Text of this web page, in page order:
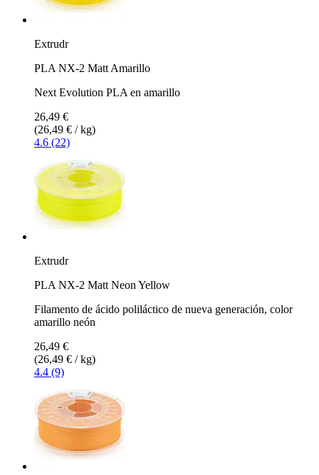
Extrudr
PLA NX-2 Matt Amarillo
Next Evolution PLA en amarillo
26,49 €
(26,49 € / kg)
4.6 (22)
Extrudr
PLA NX-2 Matt Neon Yellow
Filamento de ácido poliláctico de nueva generación, color
amarillo neón
26,49 €
(26,49 € / kg)
4.4 (9)